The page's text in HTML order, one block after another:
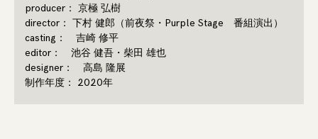
producer： 京極 弘樹
director： 下村 健郎（前夜祭・Purple Stage 番組演出）
casting： 吉崎 修平
editor： 池谷 健吾・柴田 雄也
designer： 高島 隆展
制作年度： 2020年